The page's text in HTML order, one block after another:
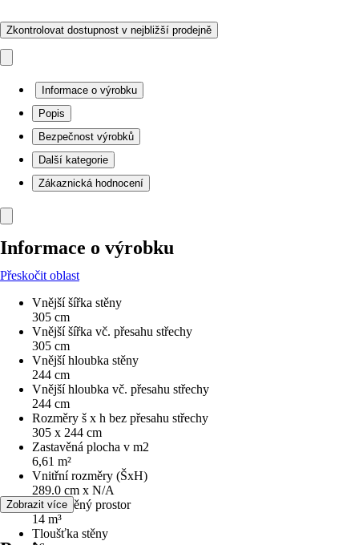
Zkontrolovat dostupnost v nejbližší prodejně
Informace o výrobku
Popis
Bezpečnost výrobků
Další kategorie
Zákaznická hodnocení
Informace o výrobku
Přeskočit oblast
Vnější šířka stěny
305 cm
Vnější šířka vč. přesahu střechy
305 cm
Vnější hloubka stěny
244 cm
Vnější hloubka vč. přesahu střechy
244 cm
Rozměry š x h bez přesahu střechy
305 x 244 cm
Zastavěná plocha v m2
6,61 m²
Vnitřní rozměry (ŠxH)
289.0 cm x N/A
Obestavěný prostor
14 m³
Tloušťka stěny
Zobrazit více